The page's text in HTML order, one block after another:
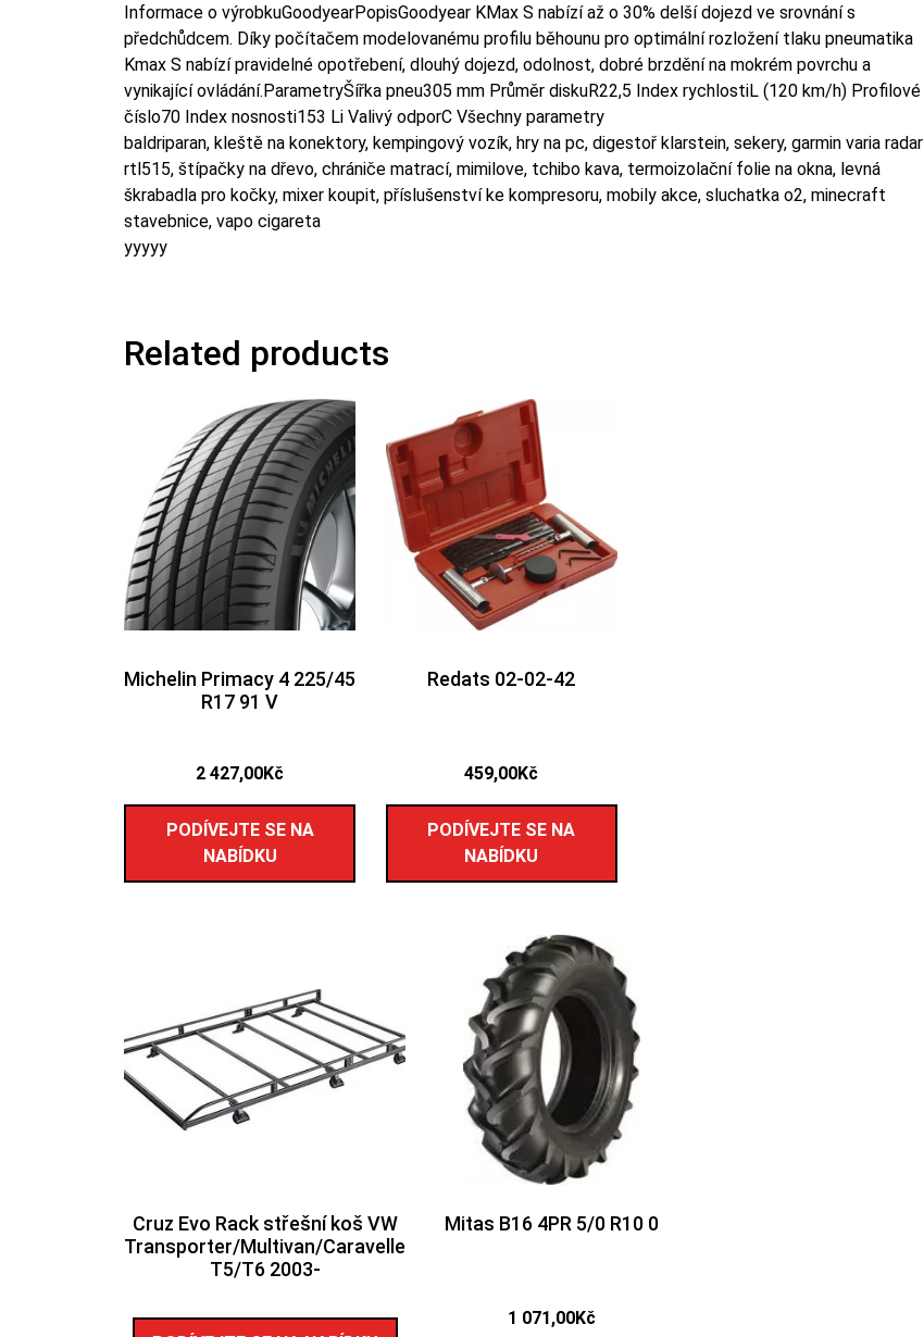
Informace o výrobkuGoodyearPopisGoodyear KMax S nabízí až o 30% delší dojezd ve srovnání s
předchůdcem. Díky počítačem modelovanému profilu běhounu pro optimální rozložení tlaku pneumatika
Kmax S nabízí pravidelné opotřebení, dlouhý dojezd, odolnost, dobré brzdění na mokrém povrchu a
vynikající ovládání.ParametryŠířka pneu305 mm Průměr diskuR22,5 Index rychlostiL (120 km/h) Profilové
číslo70 Index nosnosti153 Li Valivý odporC Všechny parametry
baldriparan, kleště na konektory, kempingový vozík, hry na pc, digestoř klarstein, sekery, garmin varia radar
rtl515, štípačky na dřevo, chrániče matrací, mimilove, tchibo kava, termoizolační folie na okna, levná
škrabadla pro kočky, mixer koupit, příslušenství ke kompresoru, mobily akce, sluchatka o2, minecraft
stavebnice, vapo cigareta
yyyyy
Related products
Michelin Primacy 4 225/45
R17 91 V
2 427,00Kč
PODÍVEJTE SE NA
NABÍDKU
Redats 02-02-42
459,00Kč
PODÍVEJTE SE NA
NABÍDKU
Cruz Evo Rack střešní koš VW
Transporter/Multivan/Caravelle
T5/T6 2003-
Mitas B16 4PR 5/0 R10 0
1 071,00Kč